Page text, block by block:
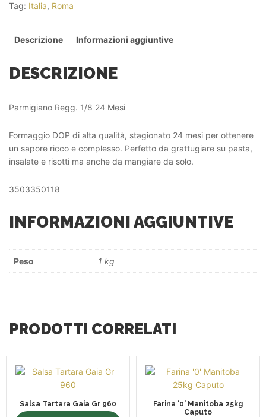
Tag: Italia, Roma
Descrizione Informazioni aggiuntive
DESCRIZIONE
Parmigiano Regg. 1/8 24 Mesi
Formaggio DOP di alta qualità, stagionato 24 mesi per ottenere
un sapore ricco e complesso. Perfetto da grattugiare su pasta,
insalate e risotti ma anche da mangiare da solo.
3503350118
INFORMAZIONI AGGIUNTIVE
Peso 1 kg
PRODOTTI CORRELATI
Salsa Tartara Gaia Gr 960
Farina ‘0’ Manitoba 25kg
Caputo